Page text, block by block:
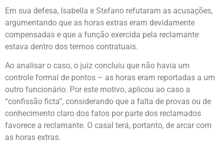
Em sua defesa, Isabella e Stefano refutaram as acusações,
argumentando que as horas extras eram devidamente
compensadas e que a função exercida pela reclamante
estava dentro dos termos contratuais.
Ao analisar o caso, o juiz concluiu que não havia um
controle formal de pontos – as horas eram reportadas a um
outro funcionário. Por este motivo, aplicou ao caso a
“confissão ficta”, considerando que a falta de provas ou de
conhecimento claro dos fatos por parte dos reclamados
favorece a reclamante. O casal terá, portanto, de arcar com
as horas extras.